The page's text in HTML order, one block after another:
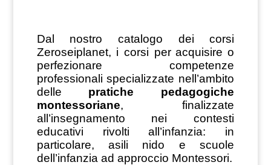
Dal nostro catalogo dei corsi
Zeroseiplanet, i corsi per acquisire o
perfezionarecompetenze
professionali specializzate nell’ambito
delle pratiche pedagogiche
montessoriane, finalizzate
all’insegnamento nei contesti
educativi rivolti all’infanzia: in
particolare, asili nido e scuole
dell’infanzia ad approccio Montessori.